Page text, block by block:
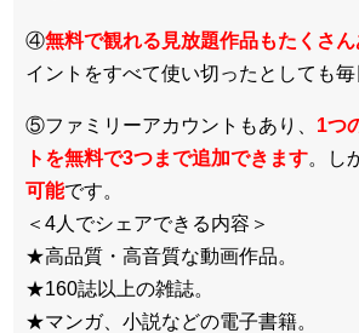
④無料で観れる見放題作品もたくさ
イントをすべて使い切ったとしても毎
⑤ファミリーアカウントもあり、 1つ
トを無料で3つまで追加できます。し
可能です。
＜4人でシェアできる内容＞
★高品質・高音質な動画作品。
★160誌以上の雑誌。
★マンガ、小説などの電子書籍。